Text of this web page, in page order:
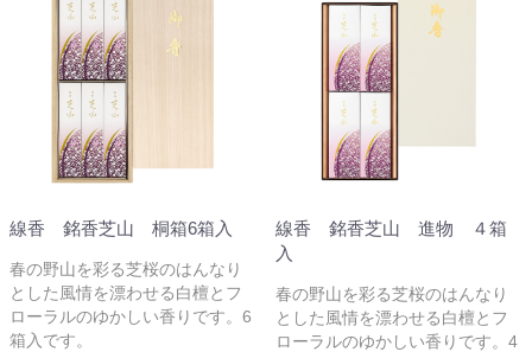
線香 銘香芝山 桐箱6箱入
春の野山を彩る芝桜のはんなり
とした風情を漂わせる白檀とフ
ローラルのゆかしい香りです。6
箱入です。
線香 銘香芝山 進物 ４箱
入
春の野山を彩る芝桜のはんなり
とした風情を漂わせる白檀とフ
ローラルのゆかしい香りです。4